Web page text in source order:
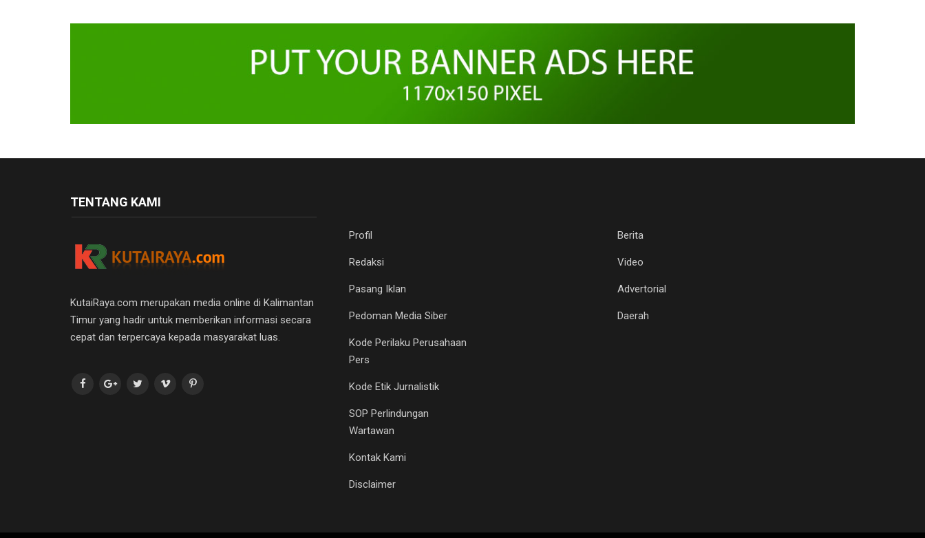
TENTANG KAMI
KutaiRaya.com merupakan media online di Kalimantan
Timur yang hadir untuk memberikan informasi secara
cepat dan terpercaya kepada masyarakat luas.
Profil
Redaksi
Pasang Iklan
Pedoman Media Siber
Kode Perilaku Perusahaan
Pers
Kode Etik Jurnalistik
SOP Perlindungan
Wartawan
Kontak Kami
Disclaimer
Berita
Video
Advertorial
Daerah